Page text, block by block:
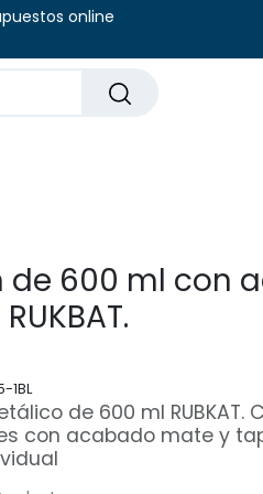
tus presupuestos
de 600 ml con
1BL
de 600 ml
con acabado mate y